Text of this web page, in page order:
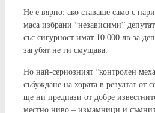
Не е вярно: ако ставаше само с
маса избрани “независими”
със сигурност имат 10 000 лв за
загубят не ги смущава.
Но най-сериозният “контролен
събуждане на хората в резултат от
ще ни предпази от добре
местно ниво – измамници и